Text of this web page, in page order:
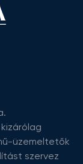
üzemeltetők
szervez